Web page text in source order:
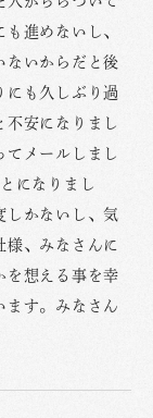
進めないし、
ないからだと後
にも久しぶり過
不安になりまし
てメールしまし
になりまし
しかないし、気
様、みなさんに
を想える事を幸
ます。みなさん